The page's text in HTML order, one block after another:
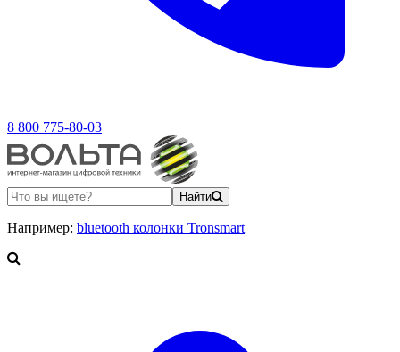
8 800 775-80-03
Найти
Например: bluetooth колонки Tronsmart